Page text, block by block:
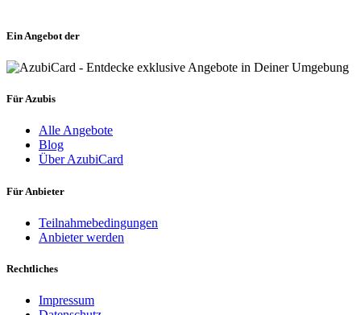
Ein Angebot der
Für Azubis
Alle Angebote
Blog
Über AzubiCard
Für Anbieter
Teilnahmebedingungen
Anbieter werden
Rechtliches
Impressum